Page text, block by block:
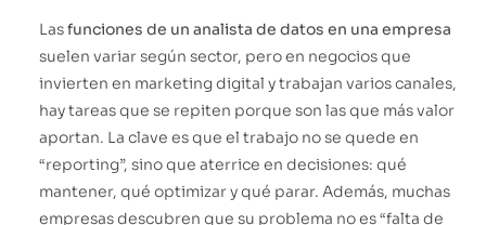
Lasfunciones de un analista de datos en una empresa
suelen variar según sector, pero en negocios que
invierten en marketing digital y trabajan varios canales,
hay tareas que se repiten porque son las que más valor
aportan. La clave es que el trabajo no se quede en
“reporting”, sino que aterrice en decisiones: qué
mantener, qué optimizar y qué parar. Además, muchas
empresas descubren que su problema no es “falta de